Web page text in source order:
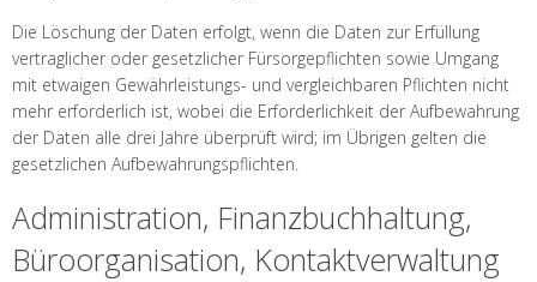
Die Löschung der Daten erfolgt, wenn die Daten zur Erfüllung
vertraglicher oder gesetzlicher Fürsorgepflichten sowie Umgang
mit etwaigen Gewährleistungs- und vergleichbaren Pflichten nicht
mehr erforderlich ist, wobei die Erforderlichkeit der Aufbewahrung
der Daten alle drei Jahre überprüft wird; im Übrigen gelten die
gesetzlichen Aufbewahrungspflichten.
Administration, Finanzbuchhaltung,
Büroorganisation, Kontaktverwaltung